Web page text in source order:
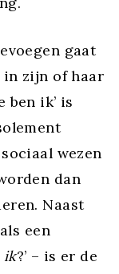
gaat
in zijn of haar
ben ik’ is
wezen
dan
Naast
een
ik?’ – is er de